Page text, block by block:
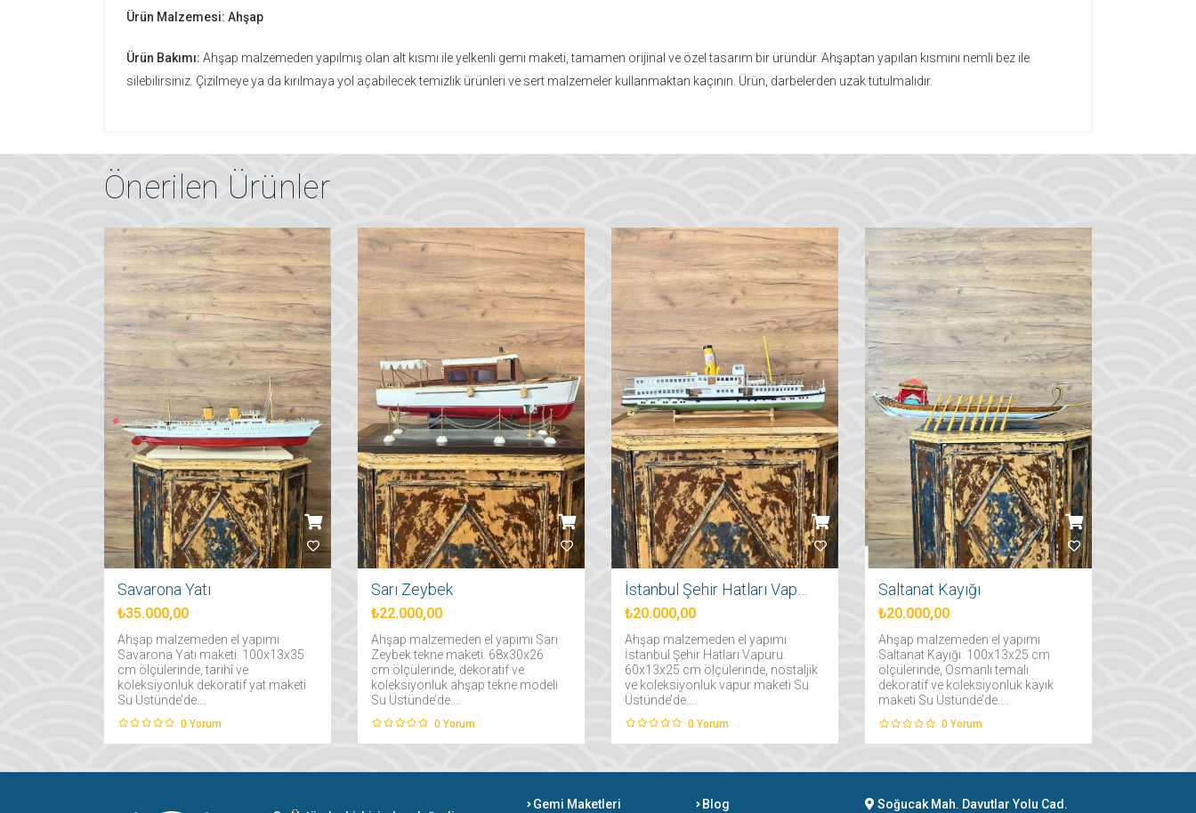
Ürün Malzemesi: Ahşap
Ürün Bakımı: Ahşap malzemeden yapılmış olan alt kısmı ile yelkenli gemi maketi, tamamen orijinal ve özel tasarım bir üründür. Ahşaptan yapılan kısmını nemli bez ile
silebilirsiniz. Çizilmeye ya da kırılmaya yol açabilecek temizlik ürünleri ve sert malzemeler kullanmaktan kaçının. Ürün, darbelerden uzak tutulmalıdır.
Önerilen Ürünler
Savarona Yatı
₺35.000,00
Ahşap malzemeden el yapımı
Savarona Yatı maketi. 100x13x35
cm ölçülerinde, tarihî ve
koleksiyonluk dekoratif yat maketi
Su Üstünde’de....
0 Yorum
Sarı Zeybek
₺22.000,00
Ahşap malzemeden el yapımı Sarı
Zeybek tekne maketi. 68x30x26
cm ölçülerinde, dekoratif ve
koleksiyonluk ahşap tekne modeli
Su Üstünde’de....
0 Yorum
₺20.000,00
Ahşap malzemeden el yapımı
İstanbul Şehir Hatları Vapuru.
60x13x25 cm ölçülerinde, nostaljik
ve koleksiyonluk vapur maketi Su
Üstünde’de....
0 Yorum
Saltanat Kayığı
₺20.000,00
Ahşap malzemeden el yapımı
Saltanat Kayığı. 100x13x25 cm
ölçülerinde, Osmanlı temalı
dekoratif ve koleksiyonluk kayık
maketi Su Üstünde’de....
0 Yorum
Gemi Maketleri Blog Soğucak Mah. Davutlar Yolu Cad.